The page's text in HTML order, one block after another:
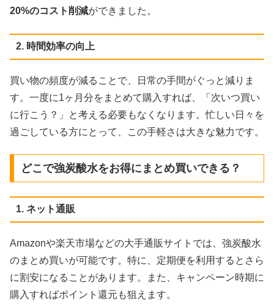
20%のコスト削減ができました。
2. 時間効率の向上
買い物の頻度が減ることで、日常の手間がぐっと減りま
す。一度に1ヶ月分をまとめて購入すれば、「次いつ買い
に行こう？」と考える必要もなくなります。忙しい日々を
過ごしている方にとって、この手軽さは大きな魅力です。
どこで強炭酸水をお得にまとめ買いできる？
1. ネット通販
Amazonや楽天市場などの大手通販サイトでは、強炭酸水
のまとめ買いが可能です。特に、定期便を利用するとさら
に割安になることがあります。また、キャンペーン時期に
購入すればポイント還元も狙えます。